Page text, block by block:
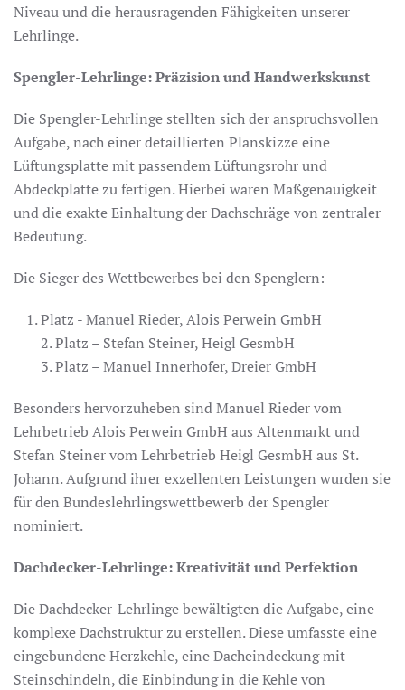
Niveau und die herausragenden Fähigkeiten unserer
Lehrlinge.
Spengler-Lehrlinge: Präzision und Handwerkskunst
Die Spengler-Lehrlinge stellten sich der anspruchsvollen
Aufgabe, nach einer detaillierten Planskizze eine
Lüftungsplatte mit passendem Lüftungsrohr und
Abdeckplatte zu fertigen. Hierbei waren Maßgenauigkeit
und die exakte Einhaltung der Dachschräge von zentraler
Bedeutung.
Die Sieger des Wettbewerbes bei den Spenglern:
Platz - Manuel Rieder, Alois Perwein GmbH
2. Platz – Stefan Steiner, Heigl GesmbH
3. Platz – Manuel Innerhofer, Dreier GmbH
Besonders hervorzuheben sind Manuel Rieder vom
Lehrbetrieb Alois Perwein GmbH aus Altenmarkt und
Stefan Steiner vom Lehrbetrieb Heigl GesmbH aus St.
Johann. Aufgrund ihrer exzellenten Leistungen wurden sie
für den Bundeslehrlingswettbewerb der Spengler
nominiert.
Dachdecker-Lehrlinge: Kreativität und Perfektion
Die Dachdecker-Lehrlinge bewältigten die Aufgabe, eine
komplexe Dachstruktur zu erstellen. Diese umfasste eine
eingebundene Herzkehle, eine Dacheindeckung mit
Steinschindeln, die Einbindung in die Kehle von